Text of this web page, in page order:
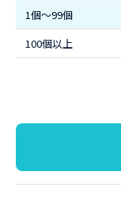
1個〜99個
100個以上